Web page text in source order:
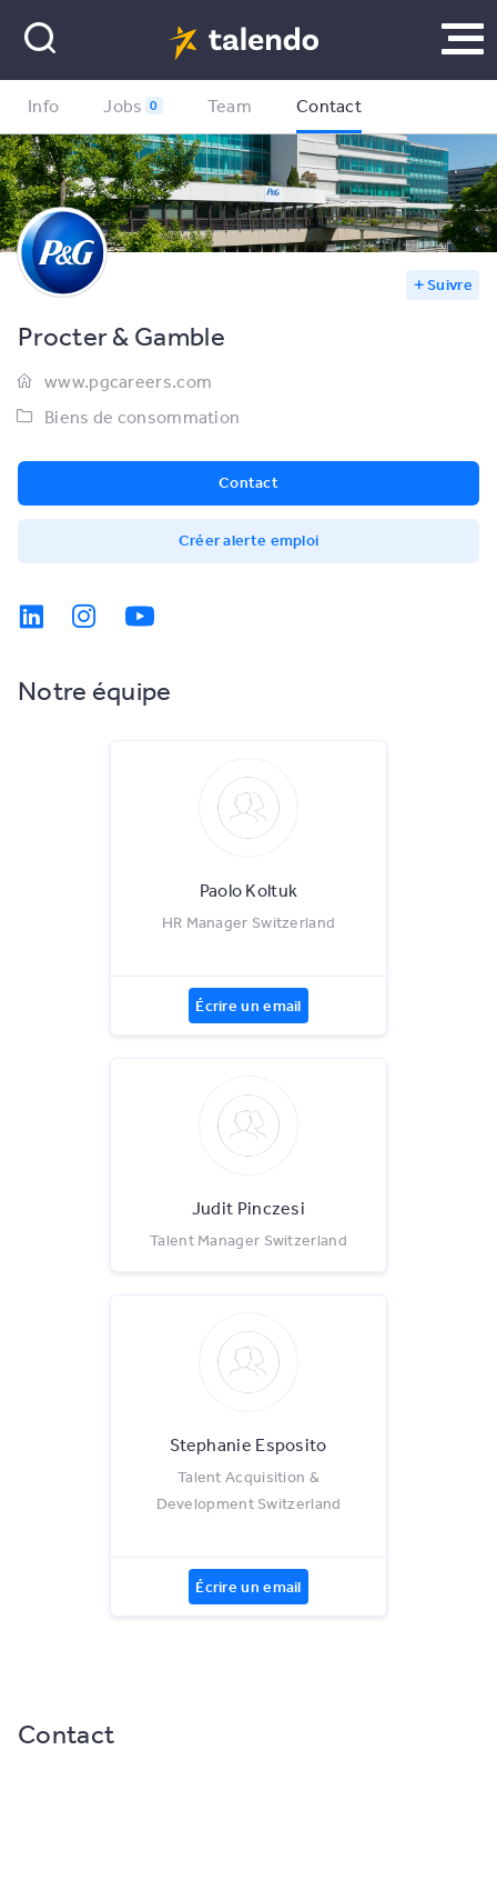
Suivre
Info Jobs 0 Team Contact
Procter & Gamble
www.pgcareers.com
Biens de consommation
Contact
Créer alerte emploi
Notre équipe
Paolo Koltuk
HR Manager Switzerland
Écrire un email
Judit Pinczesi
Talent Manager Switzerland
Stephanie Esposito
Talent Acquisition &
Development Switzerland
Écrire un email
Contact